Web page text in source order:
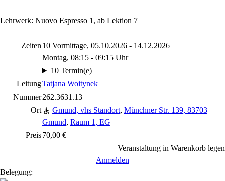
Lehrwerk: Nuovo Espresso 1, ab Lektion 7
Zeiten 10 Vormittage, 05.10.2026 - 14.12.2026
Montag, 08:15 - 09:15 Uhr
10 Termin(e)
LeitungTatjana Woitynek
Nummer262.3631.13
Ort
Gmund, vhs Standort, Münchner Str. 139, 83703
Gmund, Raum 1, EG
Preis70,00 €
Veranstaltung in Warenkorb legen
Anmelden
Belegung: